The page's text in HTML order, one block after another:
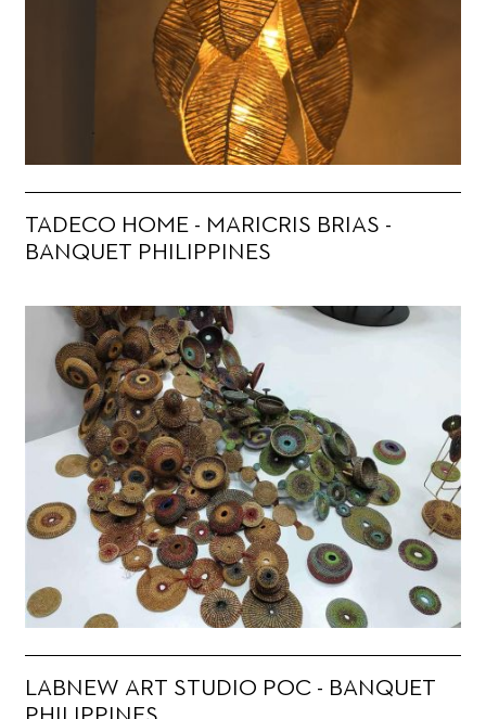
TADECO HOME - MARICRIS BRIAS -
BANQUET PHILIPPINES
LABNEW ART STUDIO POC - BANQUET